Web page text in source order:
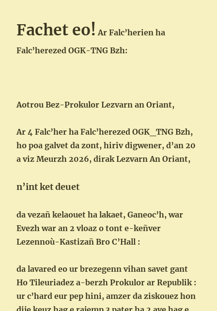
Fachet eo! Ar Falc’herien ha
Falc’herezed OGK-TNG Bzh:
Aotrou Bez-Prokulor Lezvarn an Oriant,
Ar 4 Falc’her ha Falc’herezed OGK_TNG Bzh,
ho poa galvet da zont, hiriv digwener, d’an 20
a viz Meurzh 2026, dirak Lezvarn An Oriant,
n’int ket deuet
da vezañ kelaouet ha lakaet, Ganeoc’h, war
Evezh war an 2 vloaz o tont e-keñver
Lezennoù-Kastizañ Bro C’Hall :
da lavared eo ur brezegenn vihan savet gant
Ho Tileuriadez a-berzh Prokulor ar Republik :
ur c’hard eur pep hini, amzer da ziskouez hon